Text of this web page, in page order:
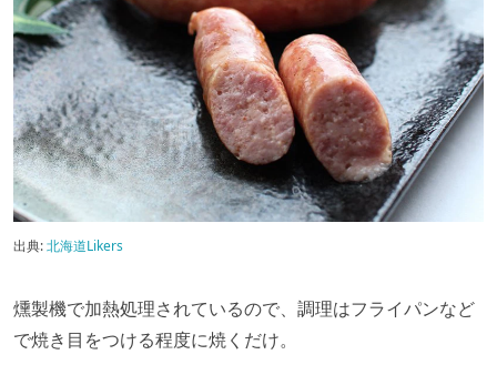
出典:北海道Likers
燻製機で加熱処理されているので、調理はフライパンなど
で焼き目をつける程度に焼くだけ。